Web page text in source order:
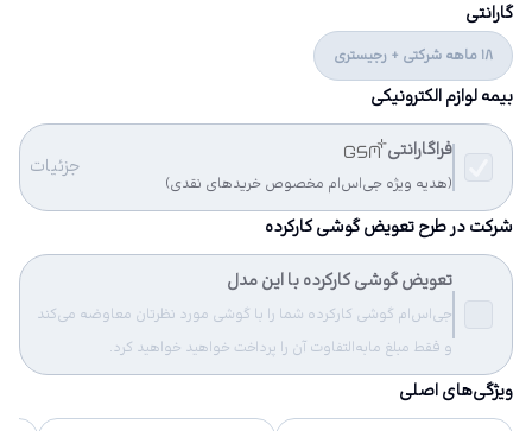
گارانتی
18 ماهه شرکتی + رجیستری
بیمه لوازم الکترونیکی
فراگارانتی
(هدیه ویژه جی‌اس‌ام مخصوص خریدهای نقدی)
جزئیات
شرکت در طرح تعویض گوشی کارکرده
تعویض گوشی کارکرده با این مدل
جی‌اس‌ام گوشی کارکرده شما را با گوشی مورد نظرتان معاوضه می‌کند
و فقط مبلغ مابه‌التفاوت آن را پرداخت خواهید خواهید کرد.
ویژگی‌های اصلی